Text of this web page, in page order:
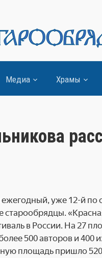
Медиа Храмы
уже 12-й по
старообрядцы.
в России. На 27
500 авторов и 400
площадь пришло